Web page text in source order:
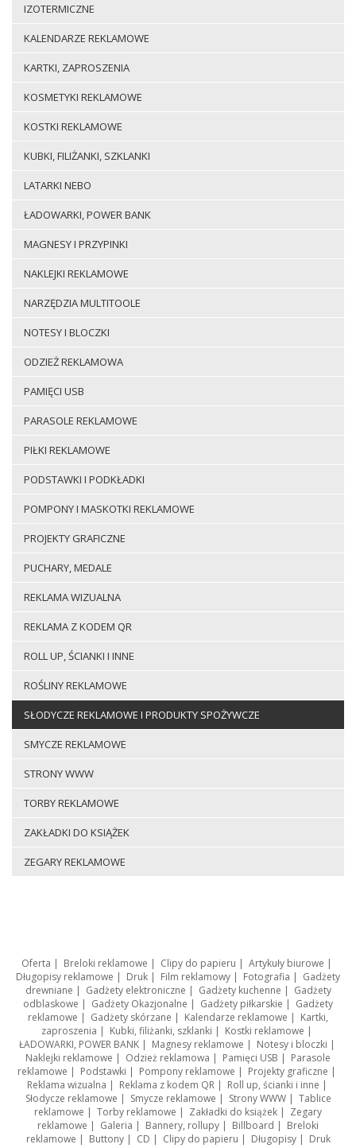
IZOTERMICZNE
KALENDARZE REKLAMOWE
KARTKI, ZAPROSZENIA
KOSMETYKI REKLAMOWE
KOSTKI REKLAMOWE
KUBKI, FILIŻANKI, SZKLANKI
LATARKI NEBO
ŁADOWARKI, POWER BANK
MAGNESY I PRZYPINKI
NAKLEJKI REKLAMOWE
NARZĘDZIA MULTITOOLE
NOTESY I BLOCZKI
ODZIEŻ REKLAMOWA
PAMIĘCI USB
PARASOLE REKLAMOWE
PIŁKI REKLAMOWE
PODSTAWKI I PODKŁADKI
POMPONY I MASKOTKI REKLAMOWE
PROJEKTY GRAFICZNE
PUCHARY, MEDALE
REKLAMA WIZUALNA
REKLAMA Z KODEM QR
ROLL UP, ŚCIANKI I INNE
ROŚLINY REKLAMOWE
SŁODYCZE REKLAMOWE I PRODUKTY SPOŻYWCZE
SMYCZE REKLAMOWE
STRONY WWW
TORBY REKLAMOWE
ZAKŁADKI DO KSIĄŻEK
ZEGARY REKLAMOWE
Oferta | Breloki reklamowe | Clipy do papieru | Artykuły biurowe |
Długopisy reklamowe | Druk | Film reklamowy | Fotografia | Gadżety
drewniane | Gadżety elektroniczne | Gadżety kuchenne | Gadżety
odblaskowe | Gadżety Okazjonalne | Gadżety piłkarskie | Gadżety
reklamowe | Gadżety skórzane | Kalendarze reklamowe | Kartki,
zaproszenia | Kubki, filiżanki, szklanki | Kostki reklamowe |
ŁADOWARKI, POWER BANK| Magnesy reklamowe | Notesy i bloczki |
Naklejki reklamowe | Odzież reklamowa | Pamięci USB | Parasole
reklamowe | Podstawki | Pompony reklamowe | Projekty graficzne |
Reklama wizualna | Reklama z kodem QR| Roll up, ścianki i inne |
Słodycze reklamowe | Smycze reklamowe | Strony WWW| Tablice
reklamowe | Torby reklamowe | Zakładki do książek | Zegary
reklamowe | Galeria | Bannery, rollupy | Billboard | Breloki
reklamowe | Buttony| CD | Clipy do papieru | Długopisy| Druk